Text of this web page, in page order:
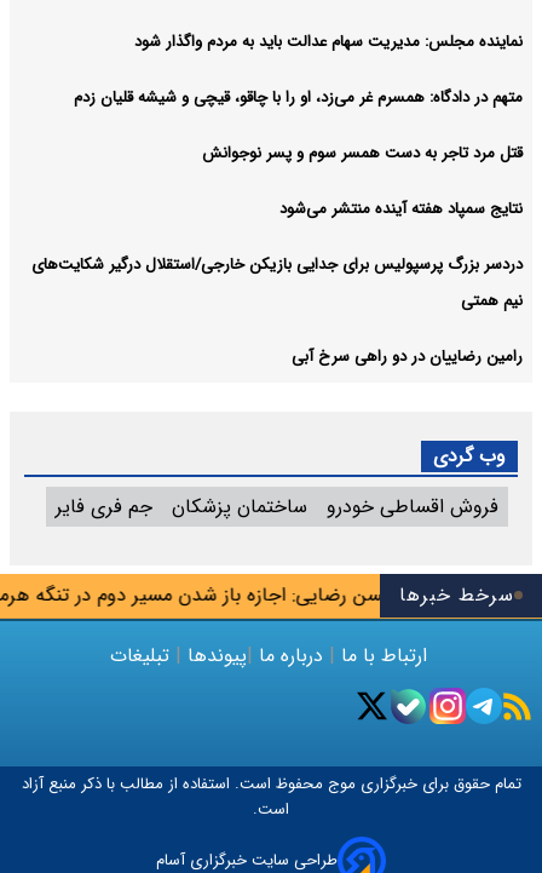
سرخط خبرهامحسن رضایی: اجازه باز شدن مسیر دوم در تنگه هرمز تیم
نماینده مجلس: مدیریت سهام عدالت باید به مردم واگذار شود
متهم در دادگاه: همسرم غر می‌زد، او را با چاقو، قیچی و شیشه قلیان زدم
قتل مرد تاجر به دست همسر سوم و پسر نوجوانش
نتایج سمپاد هفته آینده منتشر می‌شود
دردسر بزرگ پرسپولیس برای جدایی بازیکن خارجی/استقلال درگیر شکایت‌های
نیم همتی
رامین رضاییان در دو راهی سرخ آبی
وب گردی
فروش اقساطی خودرو
ساختمان پزشکان جم فری فایر
ارتباط با ما | درباره ما |پیوندها | تبلیغات
تمام حقوق برای خبرگزاری موج محفوظ است. استفاده از مطالب با ذکر منبع آزاد
است.
طراحی سایت خبرگزاری آسام